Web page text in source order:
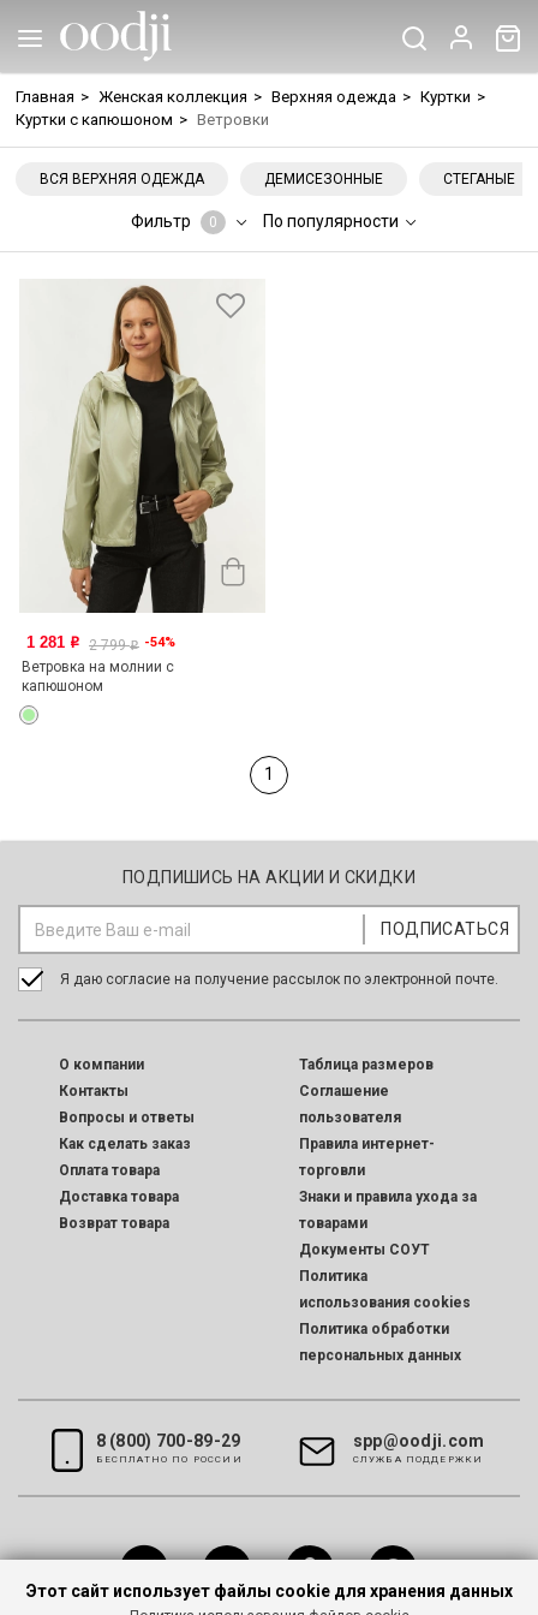
Главная > Женская коллекция > Верхняя одежда > Куртки >
Куртки с капюшоном > Ветровки
ВСЯ ВЕРХНЯЯ ОДЕЖДА ДЕМИСЕЗОННЫЕ СТЕГАНЫЕ
Фильтр 0 По популярности
1 281 o 2 799o -54%
Ветровка на молнии с
капюшоном
1
ПОДПИШИСЬ НА АКЦИИ И СКИДКИ
Я даю согласие на получение рассылок по электронной почте.
O компании
Контакты
Вопросы и ответы
Как сделать заказ
Оплата товара
Доставка товара
Возврат товара
Таблица размеров
Соглашение
пользователя
Правила интернет-
торговли
Знаки и правила ухода за
товарами
Документы СОУТ
Политика
использования cookies
Политика обработки
персональных данных
8 (800) 700-89-29
БЕСПЛАТНО ПО РОССИИ
spp@oodji.com
CЛУЖБА ПОДДЕРЖКИ
Этот сайт использует файлы cookie для хранения данных